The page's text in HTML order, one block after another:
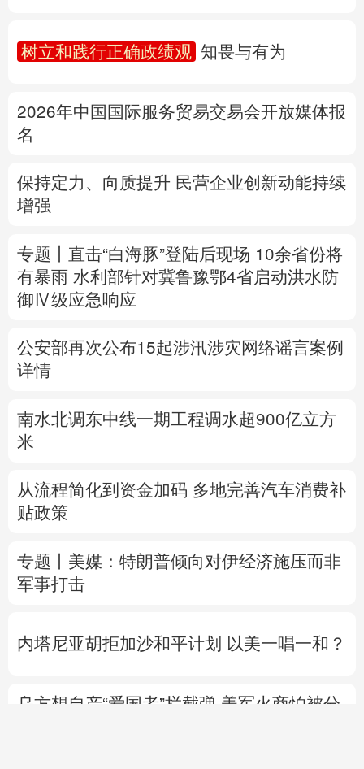
English Español Français عربى
Deutsch
树立和践行正确政绩观 知畏与有为
2026年中国国际服务贸易交易会开放媒体报
名
保持定力、向质提升 民营企业创新动能持续
增强
专题丨 直击“白海豚”登陆后现场 10余省份将
有暴雨 水利部针对冀鲁豫鄂4省启动洪水防
御Ⅳ级应急响应
公安部再次公布15起涉汛涉灾网络谣言案例
详情
南水北调东中线一期工程调水超900亿立方
米
从流程简化到资金加码 多地完善汽车消费补
贴政策
专题丨 美媒：特朗普倾向对伊经济施压而非
军事打击
内塔尼亚胡拒加沙和平计划 以美一唱一和？
乌方想自产“爱国者”拦截弹 美军火商怕被分